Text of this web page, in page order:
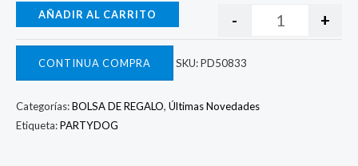
- +
AÑADIR AL CARRITO
CONTINUA COMPRA SKU:PD50833
Categorías:BOLSA DE REGALO, Últimas Novedades
Etiqueta:PARTYDOG